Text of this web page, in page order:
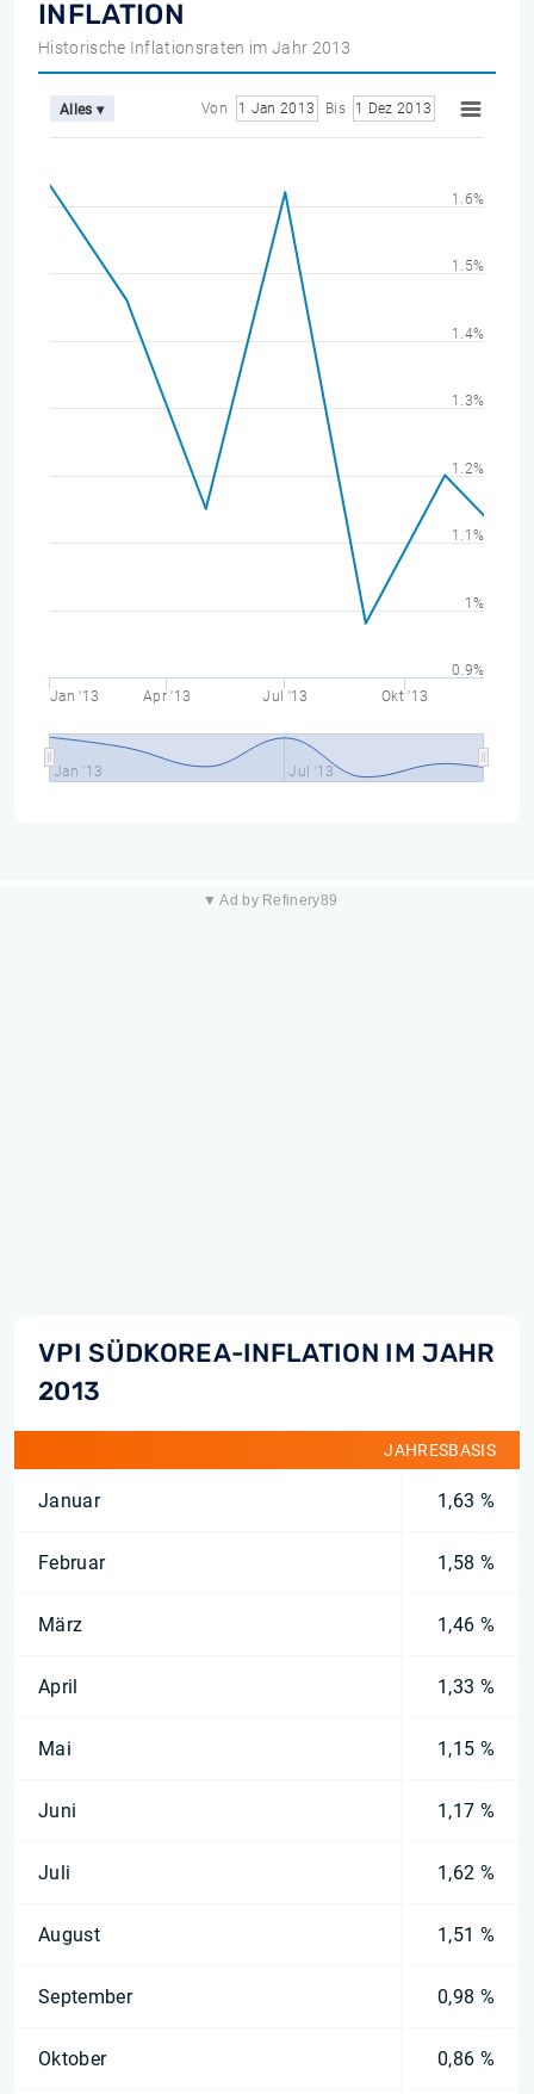
INFLATION
Historische Inflationsraten im Jahr 2013
Alles ▾ Von 1 Jan 2013 Bis 1 Dez 2013
Jan '13 Apr '13 Jul '13 Okt '13
Jan '13 Jul '13
0.9%
1%
1.1%
1.2%
1.3%
1.4%
1.5%
1.6%
▼ Ad by Refinery89
VPI SÜDKOREA-INFLATION IM JAHR
2013
JAHRESBASIS
Januar 1,63 %
Februar 1,58 %
März 1,46 %
April 1,33 %
Mai 1,15 %
Juni 1,17 %
Juli 1,62 %
August 1,51 %
September 0,98 %
Oktober 0,86 %